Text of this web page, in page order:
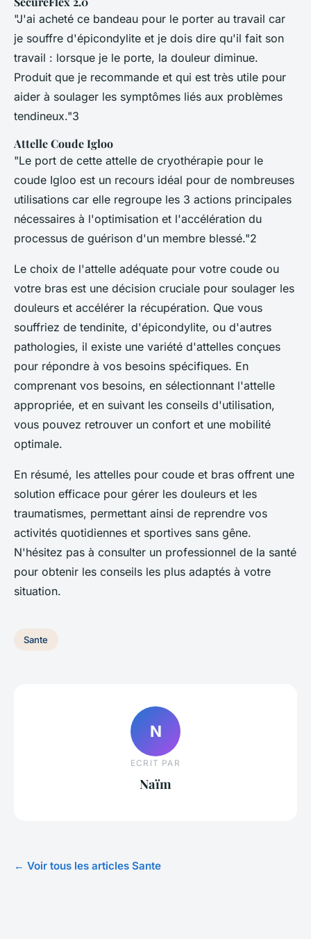
"J'ai acheté ce bandeau pour le porter au travail car
je souffre d'épicondylite et je dois dire qu'il fait son
travail : lorsque je le porte, la douleur diminue.
Produit que je recommande et qui est très utile pour
aider à soulager les symptômes liés aux problèmes
tendineux."3
Attelle Coude Igloo
"Le port de cette attelle de cryothérapie pour le
coude Igloo est un recours idéal pour de nombreuses
utilisations car elle regroupe les 3 actions principales
nécessaires à l'optimisation et l'accélération du
processus de guérison d'un membre blessé."2
Le choix de l'attelle adéquate pour votre coude ou
votre bras est une décision cruciale pour soulager les
douleurs et accélérer la récupération. Que vous
souffriez de tendinite, d'épicondylite, ou d'autres
pathologies, il existe une variété d'attelles conçues
pour répondre à vos besoins spécifiques. En
comprenant vos besoins, en sélectionnant l'attelle
appropriée, et en suivant les conseils d'utilisation,
vous pouvez retrouver un confort et une mobilité
optimale.
En résumé, les attelles pour coude et bras offrent une
solution efficace pour gérer les douleurs et les
traumatismes, permettant ainsi de reprendre vos
activités quotidiennes et sportives sans gêne.
N'hésitez pas à consulter un professionnel de la santé
pour obtenir les conseils les plus adaptés à votre
situation.
Sante
N
ECRIT PAR
Naïm
← Voir tous les articles Sante